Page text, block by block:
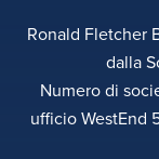
Ronald Fletcher
dalla
Numero di
ufficio WestEnd